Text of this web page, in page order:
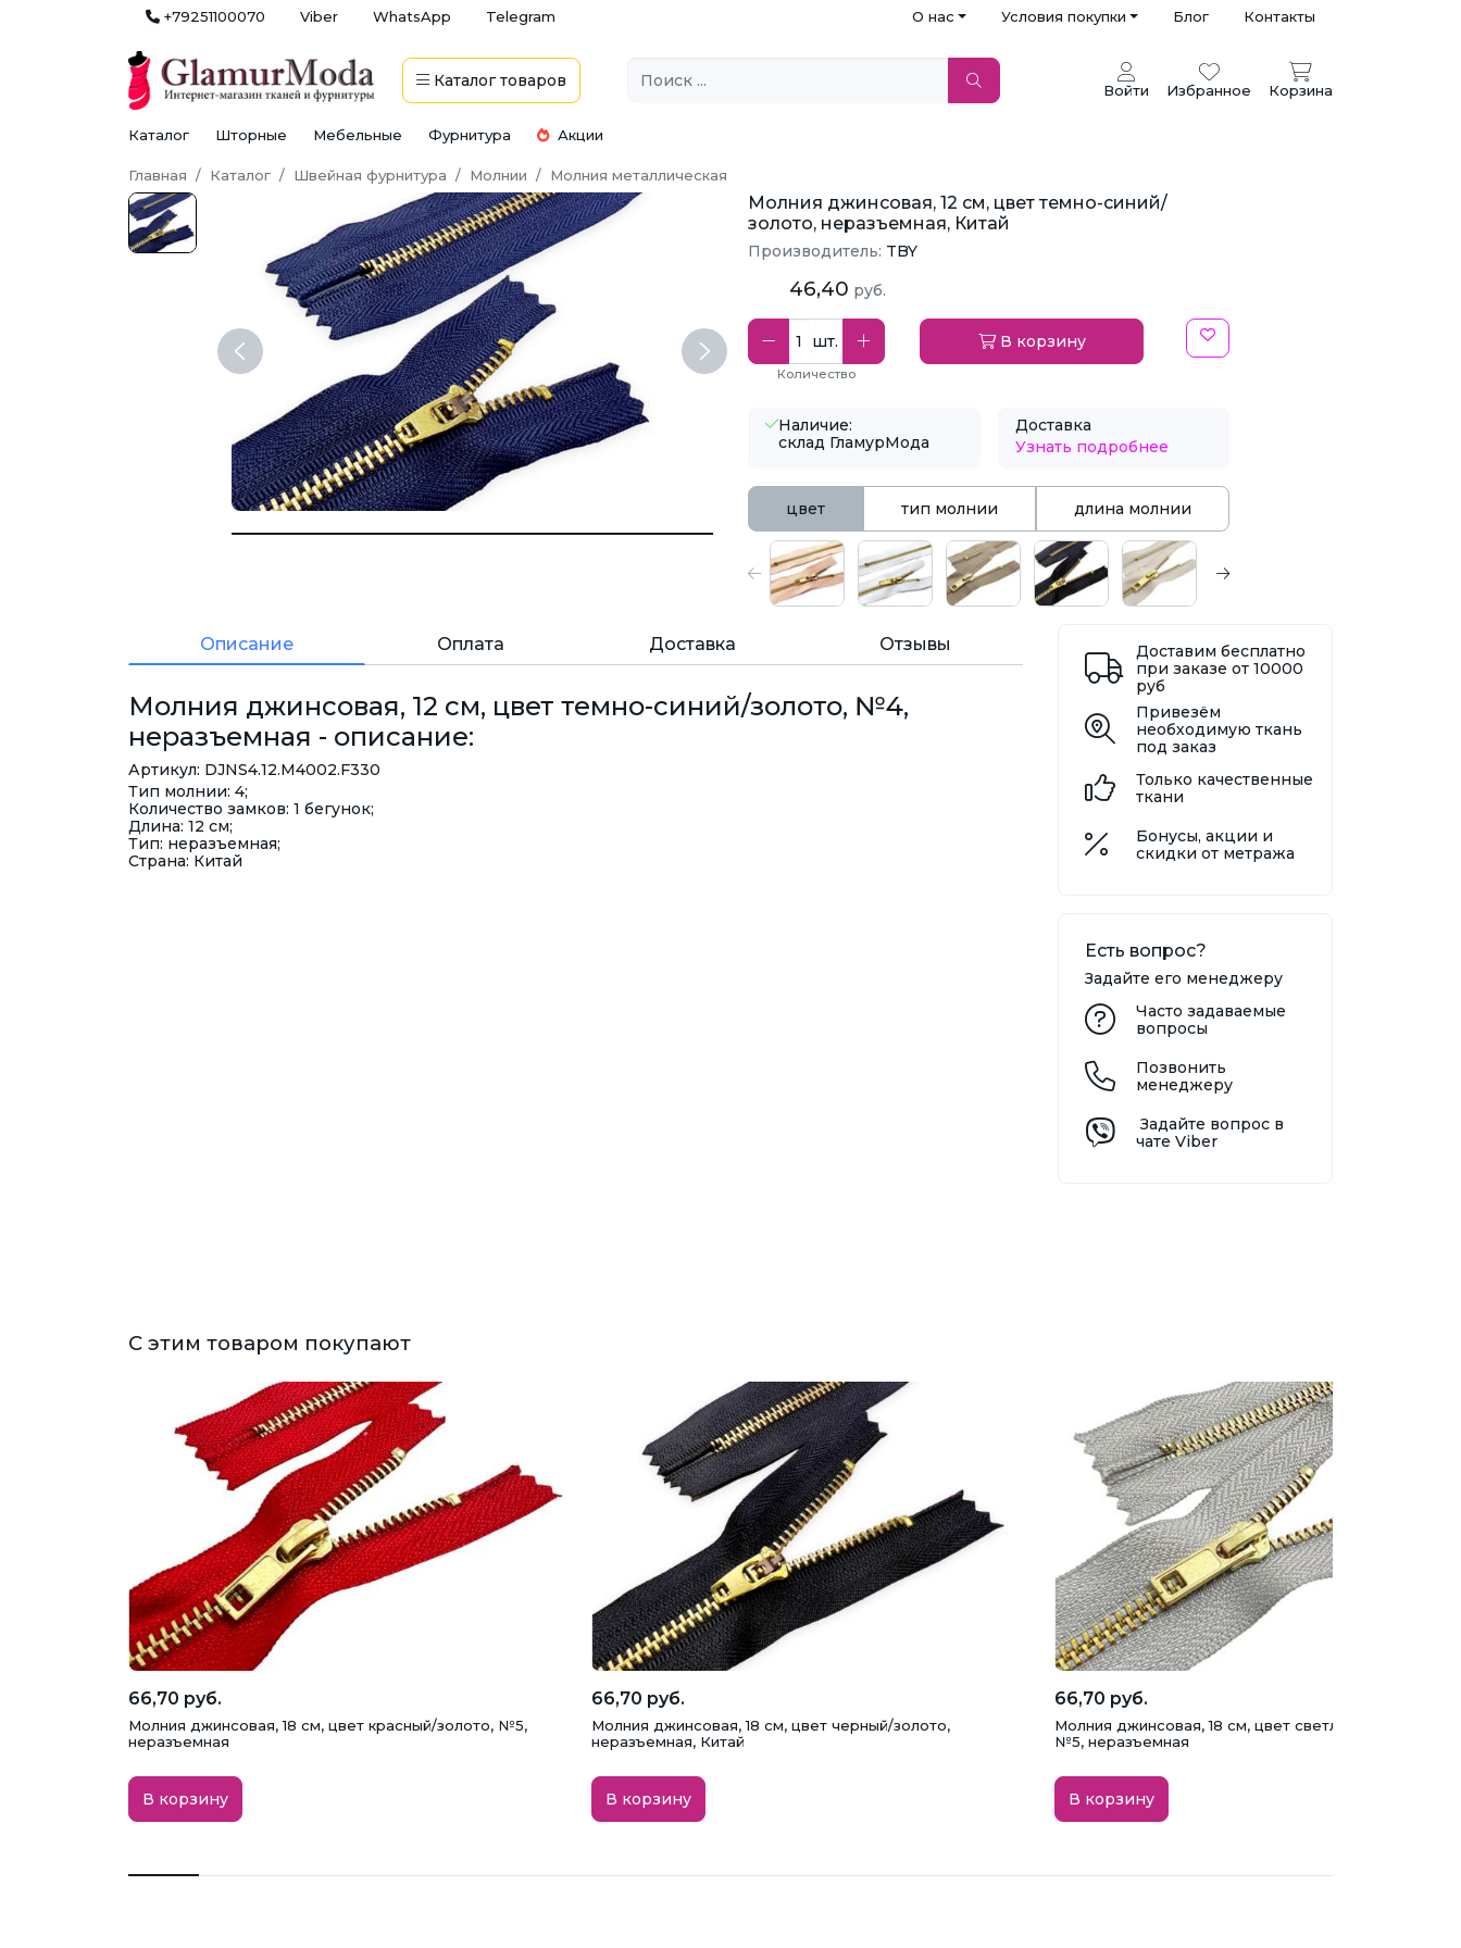
+79251100070 Viber WhatsApp Telegram О нас Условия покупки Блог Контакты
Каталог товаров Войти Избранное Корзина
Каталог Шторные Мебельные Фурнитура Акции
Главная Каталог Швейная фурнитура Молнии Молния металлическая
Previous Next
Молния джинсовая, 12 см, цвет темно-синий/
золото, неразъемная, Китай
Производитель: TBY
46,40 руб.
шт.
Количество
В корзину
Наличие:
склад ГламурМода
Доставка
Узнать подробнее
цвет тип молнии длина молнии
Описание Оплата Доставка Отзывы
Молния джинсовая, 12 см, цвет темно-синий/золото, №4,
неразъемная - описание:
Артикул: DJNS4.12.М4002.F330
Тип молнии: 4;
Количество замков: 1 бегунок;
Длина: 12 см;
Тип: неразъемная;
Страна: Китай
Доставим бесплатно
при заказе от 10000
руб
Привезём
необходимую ткань
под заказ
Только качественные
ткани
Бонусы, акции и
скидки от метража
Есть вопрос?
Задайте его менеджеру
Часто задаваемые
вопросы
Позвонить
менеджеру
Задайте вопрос в
чате Viber
С этим товаром покупают
66,70 руб.
Молния джинсовая, 18 см, цвет красный/золото, №5,
неразъемная
В корзину
66,70 руб.
Молния джинсовая, 18 см, цвет черный/золото,
неразъемная, Китай
В корзину
66,70 руб.
Молния джинсовая, 18 см, цвет светло-серый/
№5, неразъемная
В корзину